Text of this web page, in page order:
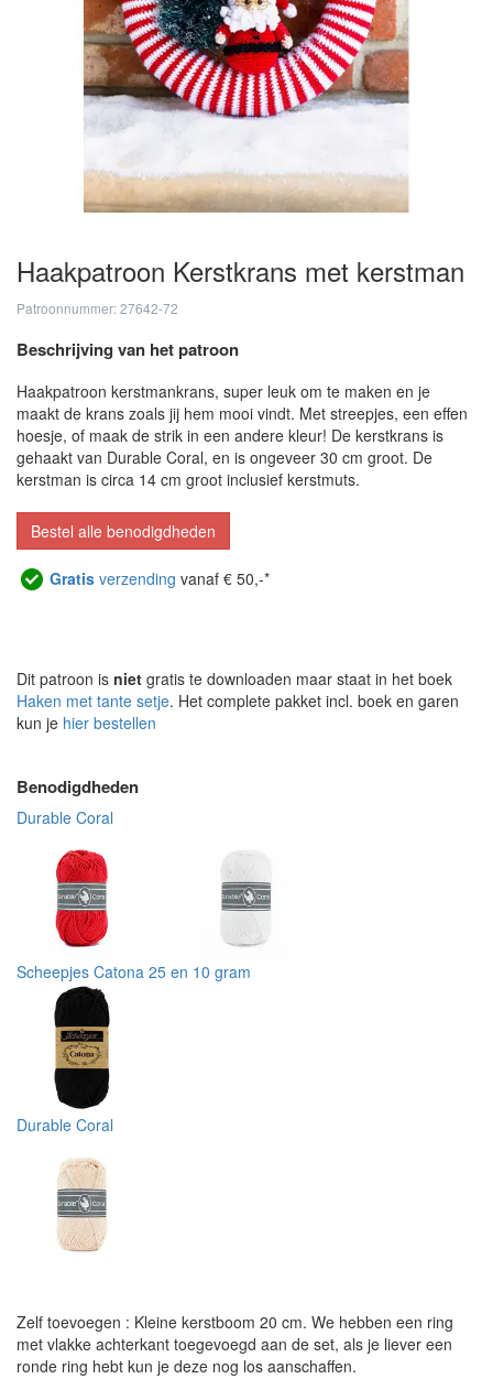
Haakpatroon Kerstkrans met kerstman
Patroonnummer: 27642-72
Beschrijving van het patroon
Haakpatroon kerstmankrans, super leuk om te maken en je
maakt de krans zoals jij hem mooi vindt. Met streepjes, een effen
hoesje, of maak de strik in een andere kleur! De kerstkrans is
gehaakt van Durable Coral, en is ongeveer 30 cm groot. De
kerstman is circa 14 cm groot inclusief kerstmuts.
Bestel alle benodigdheden
Gratis verzending vanaf € 50,-*
Dit patroon is niet gratis te downloaden maar staat in het boek
Haken met tante setje. Het complete pakket incl. boek en garen
kun je hier bestellen
Benodigdheden
Durable Coral
Scheepjes Catona 25 en 10 gram
Durable Coral
Zelf toevoegen : Kleine kerstboom 20 cm. We hebben een ring
met vlakke achterkant toegevoegd aan de set, als je liever een
ronde ring hebt kun je deze nog los aanschaffen.